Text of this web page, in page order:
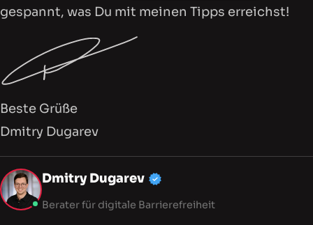
gespannt, was Du mit meinen Tipps erreichst!
Beste Grüße
Dmitry Dugarev
Mein Profil,
Dmitry Dugarev
Berater für digitale Barrierefreiheit